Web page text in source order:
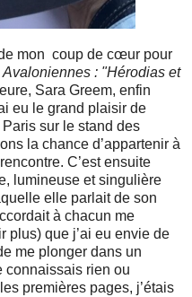
mon coup de cœur pour
: "Hérodias et
Sara Greem, enfin
eu le grand plaisir de
sur le stand des
la chance d’appartenir à
re. C’est ensuite
lumineuse et singulière
elle parlait de son
à chacun me
plus) que j’ai eu envie de
me plonger dans un
connaissais rien ou
premières pages, j’étais